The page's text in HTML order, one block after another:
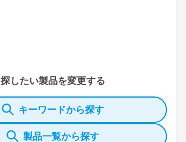
探したい製品を変更する
キーワードから探す
製品一覧から探す